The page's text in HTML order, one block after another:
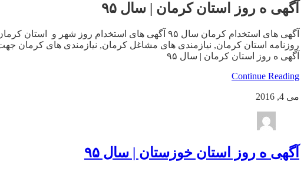
آگهی ه روز استان کرمان | سال ۹۵
آگهی های استخدام کرمان سال ۹۵ آگهی های
روزنامه استان کرمان, نیازمندی های مشاغل کرمان, نیازمندی های کرمان
آگهی ه روز استان کرمان | سال ۹۵
Continue Reading
می 4, 2016
آگهی ه روز استان خوزستان | سال ۹۵